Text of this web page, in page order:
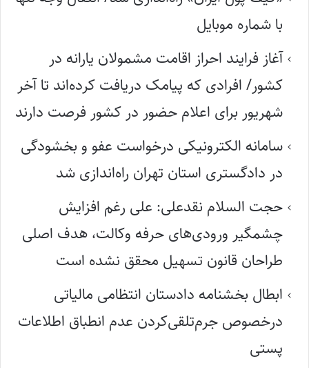
با شماره موبایل
آغاز فرایند احراز اقامت مشمولان یارانه در
کشور/ افرادی که پیامک دریافت کرده‌اند تا آخر
شهریور برای اعلام حضور در کشور فرصت دارند
سامانه الکترونیکی درخواست عفو و بخشودگی
در دادگستری استان تهران راه‌اندازی شد
حجت السلام نقدعلی: علی رغم افزایش
چشمگیر ورودی‌های حرفه وکالت، هدف اصلی
طراحان قانون تسهیل محقق نشده است
ابطال بخشنامه دادستان انتظامی مالیاتی
درخصوص جرم‌تلقی‌کردن عدم انطباق اطلاعات
پستی